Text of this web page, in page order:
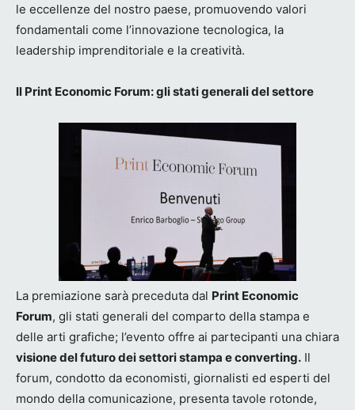
le eccellenze del nostro paese, promuovendo valori
fondamentali come l’innovazione tecnologica, la
leadership imprenditoriale e la creatività.
Il Print Economic Forum: gli stati generali del settore
La premiazione sarà preceduta dal Print Economic
Forum, gli stati generali del comparto della stampa e
delle arti grafiche; l’evento offre ai partecipanti una chiara
visione del futuro dei settori stampa e converting. Il
forum, condotto da economisti, giornalisti ed esperti del
mondo della comunicazione, presenta tavole rotonde,